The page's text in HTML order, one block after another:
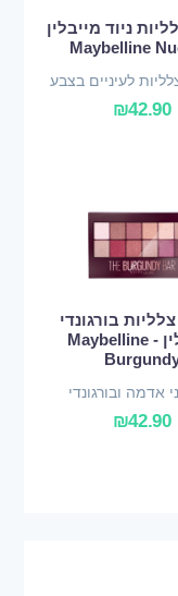
ניוד מייבלין
לעיניים בצבע
נועז₪42.90
בורגונדי
מייבלין - Maybelline
₪42.90